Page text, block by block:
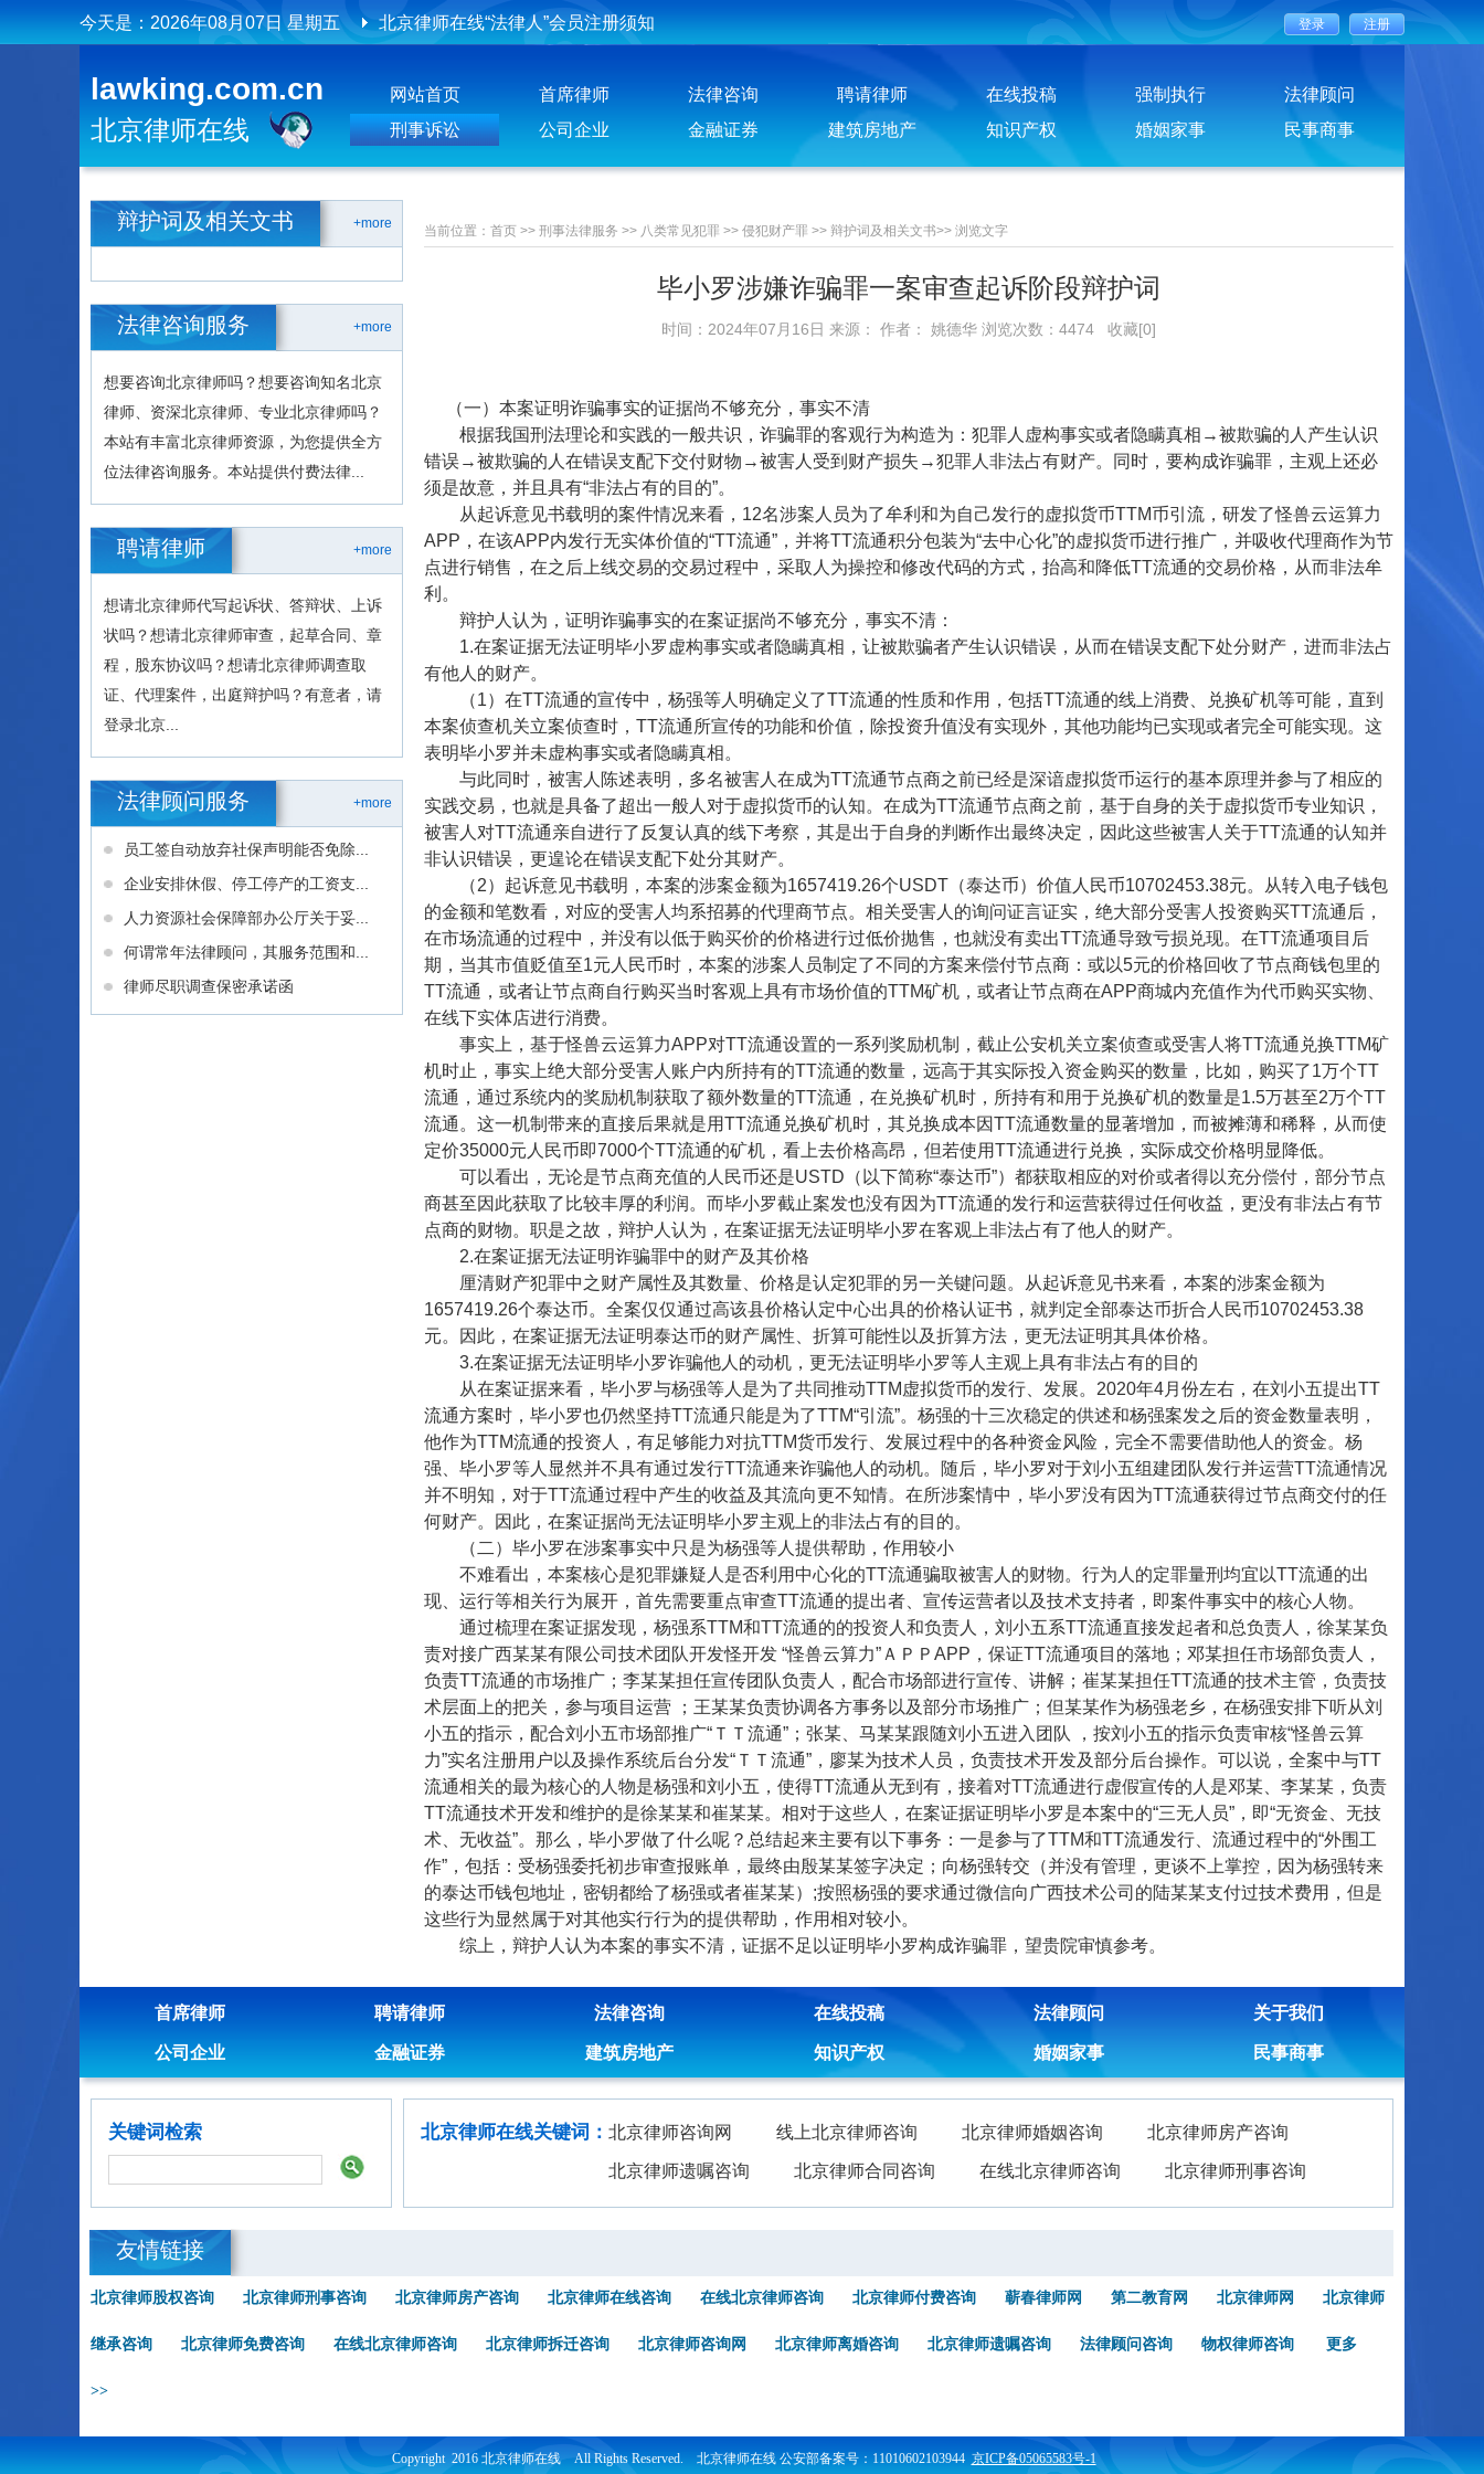
今天是： 2026年08月07日 星期五 北京律师在线“法律人”会员注册须知
北京律师在线聘请律师须知
lawking.com.cn
北京律师在线
网站首页 首席律师 法律咨询 聘请律师 在线投稿 强制执行
法律顾问
刑事诉讼
公司企业 金融证券 建筑房地产 知识产权 婚姻家事 民事商事
+more
辩护词及相关文书
+more
法律咨询服务
想要咨询北京律师吗？想要咨询知名北京
律师、资深北京律师、专业北京律师吗？
本站有丰富北京律师资源，为您提供全方
位法律咨询服务。本站提供付费法律...
+more
聘请律师
想请北京律师代写起诉状、答辩状、上诉
状吗？想请北京律师审查，起草合同、章
程，股东协议吗？想请北京律师调查取
证、代理案件，出庭辩护吗？有意者，请
登录北京...
+more
法律顾问服务
员工签自动放弃社保声明能否免除...
企业安排休假、停工停产的工资支...
人力资源社会保障部办公厅关于妥...
何谓常年法律顾问，其服务范围和...
律师尽职调查保密承诺函
当前位置： 首页 >> 刑事法律服务 >> 八类常见犯罪 >> 侵犯财产罪 >> 辩护词及相关文书>> 浏览文字
毕小罗涉嫌诈骗罪一案审查起诉阶段辩护词
时间：2024年07月16日 来源： 作者： 姚德华 浏览次数：4474 收藏[0]
（一）本案证明诈骗事实的证据尚不够充分，事实不清
根据我国刑法理论和实践的一般共识，诈骗罪的客观行为构造为：犯罪人虚构事实或者隐瞒真相→被欺骗的人产生认识
错误→被欺骗的人在错误支配下交付财物→被害人受到财产损失→犯罪人非法占有财产。同时，要构成诈骗罪，主观上还必
须是故意，并且具有“非法占有的目的”。
从起诉意见书载明的案件情况来看，12名涉案人员为了牟利和为自己发行的虚拟货币TTM币引流，研发了怪兽云运算力
APP，在该APP内发行无实体价值的“TT流通”，并将TT流通积分包装为“去中心化”的虚拟货币进行推广，并吸收代理商作为节
点进行销售，在之后上线交易的交易过程中，采取人为操控和修改代码的方式，抬高和降低TT流通的交易价格，从而非法牟
利。
辩护人认为，证明诈骗事实的在案证据尚不够充分，事实不清：
1.在案证据无法证明毕小罗虚构事实或者隐瞒真相，让被欺骗者产生认识错误，从而在错误支配下处分财产，进而非法占
有他人的财产。
（1）在TT流通的宣传中，杨强等人明确定义了TT流通的性质和作用，包括TT流通的线上消费、兑换矿机等可能，直到
本案侦查机关立案侦查时，TT流通所宣传的功能和价值，除投资升值没有实现外，其他功能均已实现或者完全可能实现。这
表明毕小罗并未虚构事实或者隐瞒真相。
与此同时，被害人陈述表明，多名被害人在成为TT流通节点商之前已经是深谙虚拟货币运行的基本原理并参与了相应的
实践交易，也就是具备了超出一般人对于虚拟货币的认知。在成为TT流通节点商之前，基于自身的关于虚拟货币专业知识，
被害人对TT流通亲自进行了反复认真的线下考察，其是出于自身的判断作出最终决定，因此这些被害人关于TT流通的认知并
非认识错误，更遑论在错误支配下处分其财产。
（2）起诉意见书载明，本案的涉案金额为1657419.26个USDT（泰达币）价值人民币10702453.38元。从转入电子钱包
的金额和笔数看，对应的受害人均系招募的代理商节点。相关受害人的询问证言证实，绝大部分受害人投资购买TT流通后，
在市场流通的过程中，并没有以低于购买价的价格进行过低价抛售，也就没有卖出TT流通导致亏损兑现。在TT流通项目后
期，当其市值贬值至1元人民币时，本案的涉案人员制定了不同的方案来偿付节点商：或以5元的价格回收了节点商钱包里的
TT流通，或者让节点商自行购买当时客观上具有市场价值的TTM矿机，或者让节点商在APP商城内充值作为代币购买实物、
在线下实体店进行消费。
事实上，基于怪兽云运算力APP对TT流通设置的一系列奖励机制，截止公安机关立案侦查或受害人将TT流通兑换TTM矿
机时止，事实上绝大部分受害人账户内所持有的TT流通的数量，远高于其实际投入资金购买的数量，比如，购买了1万个TT
流通，通过系统内的奖励机制获取了额外数量的TT流通，在兑换矿机时，所持有和用于兑换矿机的数量是1.5万甚至2万个TT
流通。这一机制带来的直接后果就是用TT流通兑换矿机时，其兑换成本因TT流通数量的显著增加，而被摊薄和稀释，从而使
定价35000元人民币即7000个TT流通的矿机，看上去价格高昂，但若使用TT流通进行兑换，实际成交价格明显降低。
可以看出，无论是节点商充值的人民币还是USTD（以下简称“泰达币”）都获取相应的对价或者得以充分偿付，部分节点
商甚至因此获取了比较丰厚的利润。而毕小罗截止案发也没有因为TT流通的发行和运营获得过任何收益，更没有非法占有节
点商的财物。职是之故，辩护人认为，在案证据无法证明毕小罗在客观上非法占有了他人的财产。
2.在案证据无法证明诈骗罪中的财产及其价格
厘清财产犯罪中之财产属性及其数量、价格是认定犯罪的另一关键问题。从起诉意见书来看，本案的涉案金额为
1657419.26个泰达币。全案仅仅通过高该县价格认定中心出具的价格认证书，就判定全部泰达币折合人民币10702453.38
元。因此，在案证据无法证明泰达币的财产属性、折算可能性以及折算方法，更无法证明其具体价格。
3.在案证据无法证明毕小罗诈骗他人的动机，更无法证明毕小罗等人主观上具有非法占有的目的
从在案证据来看，毕小罗与杨强等人是为了共同推动TTM虚拟货币的发行、发展。2020年4月份左右，在刘小五提出TT
流通方案时，毕小罗也仍然坚持TT流通只能是为了TTM“引流”。杨强的十三次稳定的供述和杨强案发之后的资金数量表明，
他作为TTM流通的投资人，有足够能力对抗TTM货币发行、发展过程中的各种资金风险，完全不需要借助他人的资金。杨
强、毕小罗等人显然并不具有通过发行TT流通来诈骗他人的动机。随后，毕小罗对于刘小五组建团队发行并运营TT流通情况
并不明知，对于TT流通过程中产生的收益及其流向更不知情。在所涉案情中，毕小罗没有因为TT流通获得过节点商交付的任
何财产。因此，在案证据尚无法证明毕小罗主观上的非法占有的目的。
（二）毕小罗在涉案事实中只是为杨强等人提供帮助，作用较小
不难看出，本案核心是犯罪嫌疑人是否利用中心化的TT流通骗取被害人的财物。行为人的定罪量刑均宜以TT流通的出
现、运行等相关行为展开，首先需要重点审查TT流通的提出者、宣传运营者以及技术支持者，即案件事实中的核心人物。
通过梳理在案证据发现，杨强系TTM和TT流通的的投资人和负责人，刘小五系TT流通直接发起者和总负责人，徐某某负
责对接广西某某有限公司技术团队开发怪开发 “怪兽云算力”ＡＰＰAPP，保证TT流通项目的落地；邓某担任市场部负责人，
负责TT流通的市场推广；李某某担任宣传团队负责人，配合市场部进行宣传、讲解；崔某某担任TT流通的技术主管，负责技
术层面上的把关，参与项目运营 ；王某某负责协调各方事务以及部分市场推广；但某某作为杨强老乡，在杨强安排下听从刘
小五的指示，配合刘小五市场部推广“ＴＴ流通”；张某、马某某跟随刘小五进入团队 ，按刘小五的指示负责审核“怪兽云算
力”实名注册用户以及操作系统后台分发“ＴＴ流通”，廖某为技术人员，负责技术开发及部分后台操作。可以说，全案中与TT
流通相关的最为核心的人物是杨强和刘小五，使得TT流通从无到有，接着对TT流通进行虚假宣传的人是邓某、李某某，负责
TT流通技术开发和维护的是徐某某和崔某某。相对于这些人，在案证据证明毕小罗是本案中的“三无人员”，即“无资金、无技
术、无收益”。那么，毕小罗做了什么呢？总结起来主要有以下事务：一是参与了TTM和TT流通发行、流通过程中的“外围工
作”，包括：受杨强委托初步审查报账单，最终由殷某某签字决定；向杨强转交（并没有管理，更谈不上掌控，因为杨强转来
的泰达币钱包地址，密钥都给了杨强或者崔某某）;按照杨强的要求通过微信向广西技术公司的陆某某支付过技术费用，但是
这些行为显然属于对其他实行行为的提供帮助，作用相对较小。
综上，辩护人认为本案的事实不清，证据不足以证明毕小罗构成诈骗罪，望贵院审慎参考。
首席律师 聘请律师 法律咨询 在线投稿 法律顾问 关于我们
公司企业 金融证券 建筑房地产 知识产权 婚姻家事 民事商事
关键词检索 北京律师在线关键词： 北京律师咨询网 线上北京律师咨询 北京律师婚姻咨询 北京律师房产咨询
北京律师遗嘱咨询 北京律师合同咨询 在线北京律师咨询 北京律师刑事咨询
友情链接
北京律师股权咨询 北京律师刑事咨询 北京律师房产咨询 北京律师在线咨询 在线北京律师咨询 北京律师付费咨询 蕲春律师网 第二教育网 北京律师网 北京律师
继承咨询 北京律师免费咨询 在线北京律师咨询 北京律师拆迁咨询 北京律师咨询网 北京律师离婚咨询 北京律师遗嘱咨询 法律顾问咨询 物权律师咨询 更多
>>
Copyright 2016 北京律师在线 All Rights Reserved. 北京律师在线 公安部备案号：11010602103944 京ICP备05065583号-1